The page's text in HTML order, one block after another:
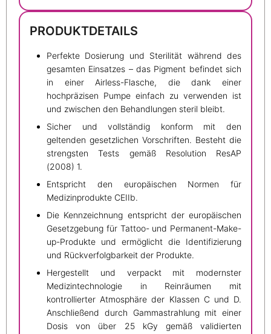
PRODUKTDETAILS
Perfekte Dosierung und Sterilität während des
gesamten Einsatzes – das Pigment befindet sich
in einer Airless-Flasche, die dank einer
hochpräzisen Pumpe einfach zu verwenden ist
und zwischen den Behandlungen steril bleibt.
Sicher und vollständig konform mit den
geltenden gesetzlichen Vorschriften. Besteht die
strengsten Tests gemäß Resolution ResAP
(2008) 1.
Entspricht den europäischen Normen für
Medizinprodukte CEIIb.
Die Kennzeichnung entspricht der europäischen
Gesetzgebung für Tattoo- und Permanent-Make-
up-Produkte und ermöglicht die Identifizierung
und Rückverfolgbarkeit der Produkte.
Hergestellt und verpackt mit modernster
Medizintechnologie in Reinräumen mit
kontrollierter Atmosphäre der Klassen C und D.
Anschließend durch Gammastrahlung mit einer
Dosis von über 25 kGy gemäß validierten